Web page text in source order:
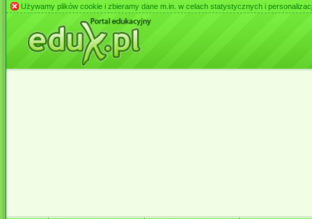
Używamy plików cookie i zbieramy dane m.in. w celach statystycznych i